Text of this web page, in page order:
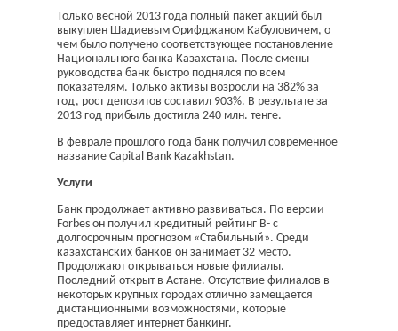
Только весной 2013 года полный пакет акций был
выкуплен Шадиевым Орифджаном Кабуловичем, о
чем было получено соответствующее постановление
Национального банка Казахстана. После смены
руководства банк быстро поднялся по всем
показателям. Только активы возросли на 382% за
год, рост депозитов составил 903%. В результате за
2013 год прибыль достигла 240 млн. тенге.
В феврале прошлого года банк получил современное
название Capital Bank Kazakhstan.
Услуги
Банк продолжает активно развиваться. По версии
Forbes он получил кредитный рейтинг В- с
долгосрочным прогнозом «Стабильный». Среди
казахстанских банков он занимает 32 место.
Продолжают открываться новые филиалы.
Последний открыт в Астане. Отсутствие филиалов в
некоторых крупных городах отлично замещается
дистанционными возможностями, которые
предоставляет интернет банкинг.